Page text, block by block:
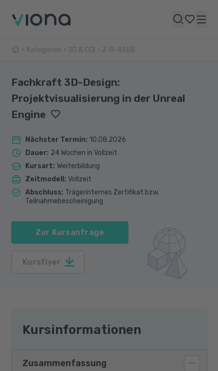
Kategorien 3D & CGI Z-B-4558
Fachkraft 3D-Design:
Projektvisualisierung in der Unreal
Engine
Nächster Termin: 10.08.2026
Dauer: 24 Wochen in Vollzeit
Kursart: Weiterbildung
Zeitmodell : Vollzeit
Abschluss: Trägerinternes Zertifikat bzw.
Teilnahmebescheinigung
Zur Kursanfrage
Kursflyer
Kursinformationen
Zusammenfassung